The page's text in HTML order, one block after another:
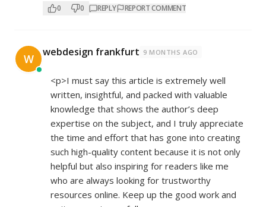
0 0 REPLY REPORT COMMENT
W webdesign frankfurt 9 MONTHS AGO
<p>I must say this article is extremely well
written, insightful, and packed with valuable
knowledge that shows the author’s deep
expertise on the subject, and I truly appreciate
the time and effort that has gone into creating
such high-quality content because it is not only
helpful but also inspiring for readers like me
who are always looking for trustworthy
resources online. Keep up the good work and